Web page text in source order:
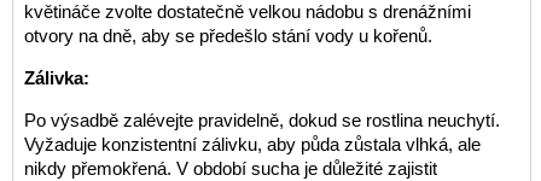
květináče zvolte dostatečně velkou nádobu s drenážními
otvory na dně, aby se předešlo stání vody u kořenů.
Zálivka:
Po výsadbě zalévejte pravidelně, dokud se rostlina neuchytí.
Vyžaduje konzistentní zálivku, aby půda zůstala vlhká, ale
nikdy přemokřená. V období sucha je důležité zajistit